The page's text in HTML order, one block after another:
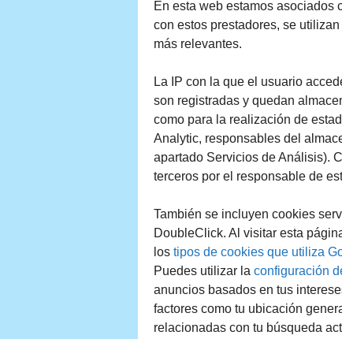
En esta web estamos asociados
con estos prestadores, se
más relevantes.
La IP con la que el usuario
son registradas y quedan
como para la realización de
Analytic, responsables del
apartado Servicios de Análisis).
terceros por el responsable de
También se incluyen cookies
DoubleClick. Al visitar esta
los tipos de cookies que utiliza
Puedes utilizar la configuración
anuncios basados en tus
factores como tu ubicación
relacionadas con tu búsqueda